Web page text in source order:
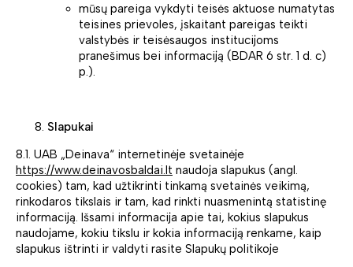
mūsų pareiga vykdyti teisės aktuose numatytas
teisines prievoles, įskaitant pareigas teikti
valstybės ir teisėsaugos institucijoms
pranešimus bei informaciją (BDAR 6 str. 1 d. c)
p.).
Slapukai
8.1. UAB „Deinava“ internetinėje svetainėje
https://www.deinavosbaldai.lt naudoja slapukus (angl.
cookies) tam, kad užtikrinti tinkamą svetainės veikimą,
rinkodaros tikslais ir tam, kad rinkti nuasmenintą statistinę
informaciją. Išsami informacija apie tai, kokius slapukus
naudojame, kokiu tikslu ir kokia informaciją renkame, kaip
slapukus ištrinti ir valdyti rasite Slapukų politikoje